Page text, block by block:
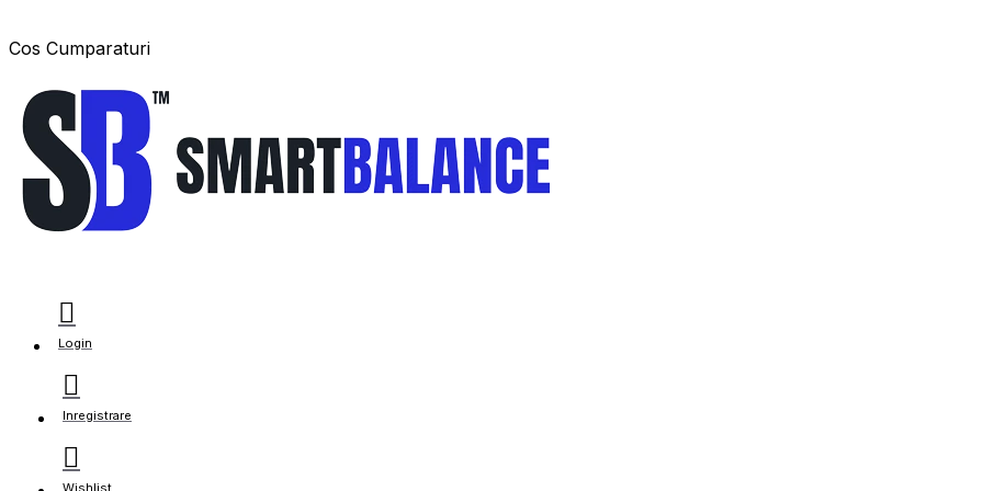
Cos Cumparaturi
Login
Inregistrare
Wishlist